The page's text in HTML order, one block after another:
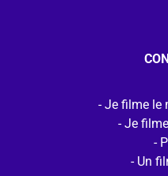
Je filme le
Je
Un